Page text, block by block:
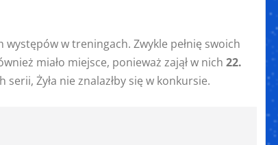
występów w treningach. Zwykle pełnię swoich
miało miejsce, ponieważ zajął w nich 22.
Żyła nie znalazłby się w konkursie.